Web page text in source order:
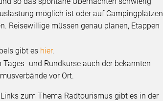
möglich ist oder auf Campingplätzen
Reisewillige müssen genau planen, Etappen
gibt es hier.
und Rundkurse auch der bekannten
vor Ort.
zum Thema Radtourismus gibt es in der